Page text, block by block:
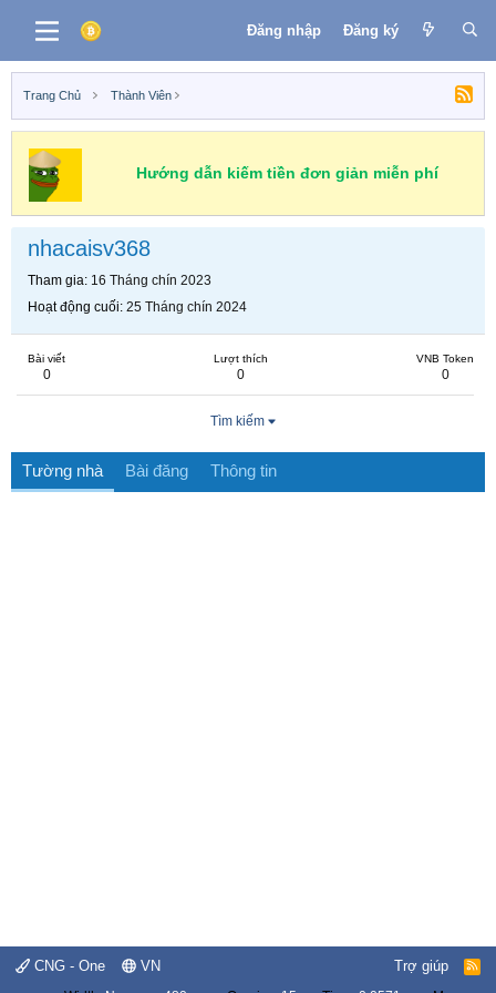
Đăng nhập Đăng ký
Trang Chủ Thành Viên
Hướng dẫn kiếm tiền đơn giản miễn phí
nhacaisv368
Tham gia 16 Tháng chín 2023
Hoạt động cuối 25 Tháng chín 2024
Bài viết
0
Lượt thích
0
VNB Token
0
Tìm kiếm
Tường nhà Bài đăng Thông tin
CNG - One VN Trợ giúp
R